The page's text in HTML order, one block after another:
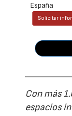
España
Solicitar
Con más
espacios